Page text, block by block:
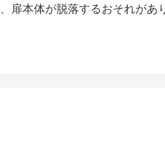
本体が脱落するおそれがあ